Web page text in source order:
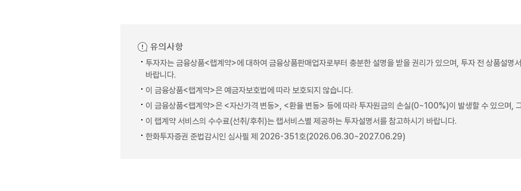
투자자는 금융상품<랩계약>에 대하여 금융상품판매업자로부터 충분한 설명을 받을 권리가 있으며, 투자 전 상품설명
바랍니다.
이 금융상품<랩계약>은 예금자보호법에 따라 보호되지 않습니다.
이 금융상품<랩계약>은 <자산가격 변동>, <환율 변동> 등에 따라 투자원금의 손실(0~100%)이 발생할 수 있으며,
이 랩계약 서비스의 수수료(선취/후취)는 랩서비스별 제공하는 투자설명서를 참고하시기 바랍니다.
한화투자증권 준법감시인 심사필 제 2026-351호(2026.06.30~2027.06.29)